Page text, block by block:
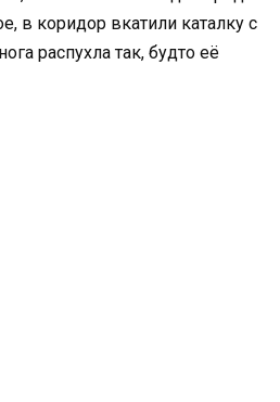
в коридор вкатили каталку с
распухла так, будто её